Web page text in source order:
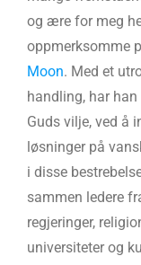
og ære for meg
oppmerksomme
Moon. Med et
handling, har
Guds vilje, ved å
løsninger på
i disse
sammen ledere
regjeringer,
universiteter og